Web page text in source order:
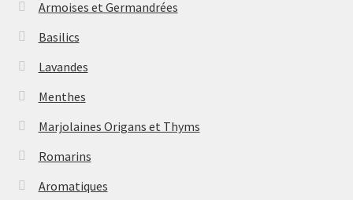
Armoises et Germandrées
Basilics
Lavandes
Menthes
Marjolaines Origans et Thyms
Romarins
Aromatiques